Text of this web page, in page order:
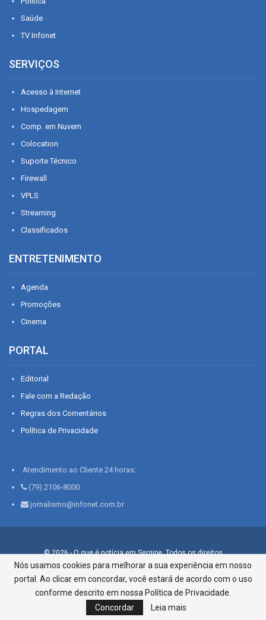
Saúde
TV Infonet
SERVIÇOS
Acesso à Internet
Hospedagem
Comp. em Nuvem
Colocation
Suporte Técnico
Firewall
VPLS
Streaming
Classificados
ENTRETENIMENTO
Agenda
Promoções
Cinema
PORTAL
Editorial
Fale com a Redação
Regras dos Comentários
Política de Privacidade
Atendimento ao Cliente 24 horas:
(79) 2106-8000
jornalismo@infonet.com.br
© 2026 - O que é notícia em Sergipe. Todos os direitos
reservados.
Infonet - Rua Monsenhor Silveira 276, Bairro São José |
Aracaju-SE, CEP 49015-030, Fone: 79.2106.8000 - CI Centro de
Informações LTDA
Nós usamos cookies para melhorar a sua experiência em nosso
portal. Ao clicar em concordar, você estará de acordo com o uso
conforme descrito em nossa Política de Privacidade.
Concordar
Leia mais